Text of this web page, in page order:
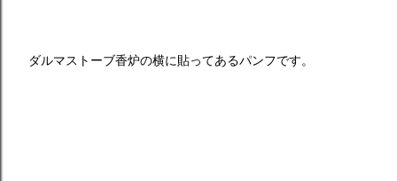
ダルマストーブ香炉の横に貼ってあるパンフです。